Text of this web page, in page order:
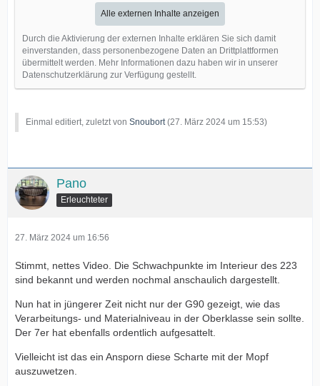
Alle externen Inhalte anzeigen
Durch die Aktivierung der externen Inhalte erklären Sie sich damit
einverstanden, dass personenbezogene Daten an Drittplattformen
übermittelt werden. Mehr Informationen dazu haben wir in unserer
Datenschutzerklärung zur Verfügung gestellt.
Einmal editiert, zuletzt von Snoubort(27. März 2024 um 15:53)
Pano
Erleuchteter
27. März 2024 um 16:56
Stimmt, nettes Video. Die Schwachpunkte im Interieur des 223
sind bekannt und werden nochmal anschaulich dargestellt.
Nun hat in jüngerer Zeit nicht nur der G90 gezeigt, wie das
Verarbeitungs- und Materialniveau in der Oberklasse sein sollte.
Der 7er hat ebenfalls ordentlich aufgesattelt.
Vielleicht ist das ein Ansporn diese Scharte mit der Mopf
auszuwetzen.